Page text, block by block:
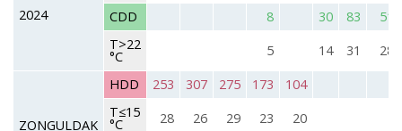
2024
CDD
8 30 83
51
T>22
°C 5 14 31 28
ZONGULDAK
HDD 253 307 275 173
104
T≤15
°C 28 26 29 23
20